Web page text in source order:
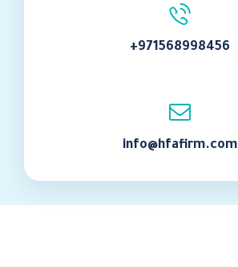
+971568998456
info@hfafirm.com